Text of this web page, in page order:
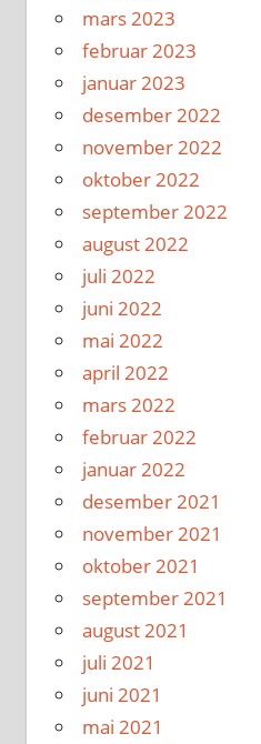
mars 2023
februar 2023
januar 2023
desember 2022
november 2022
oktober 2022
september 2022
august 2022
juli 2022
juni 2022
mai 2022
april 2022
mars 2022
februar 2022
januar 2022
desember 2021
november 2021
oktober 2021
september 2021
august 2021
juli 2021
juni 2021
mai 2021